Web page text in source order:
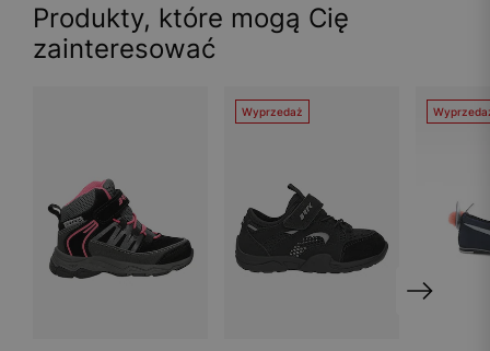
Produkty, które mogą Cię
zainteresować
Wyprzedaż